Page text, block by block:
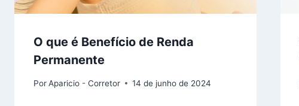
O que é Benefício de Renda
Permanente
PorAparicio - Corretor 14 de junho de 2024